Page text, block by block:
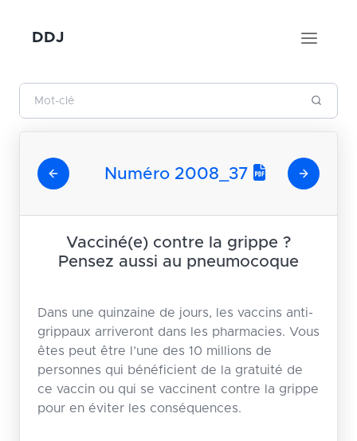
DDJ
Numéro 2008_37
Vacciné(e) contre la grippe ?
Pensez aussi au pneumocoque
Dans une quinzaine de jours, les vaccins anti-
grippaux arriveront dans les pharmacies. Vous
êtes peut être l’une des 10 millions de
personnes qui bénéficient de la gratuité de
ce vaccin ou qui se vaccinent contre la grippe
pour en éviter les conséquences.